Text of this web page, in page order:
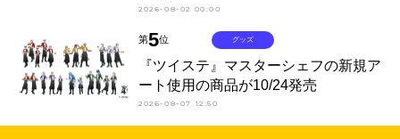
2026-08-02 00:00
第5位
『ツイステ』マスターシェフの新規ア
ート使用の商品が10/24発売
2026-08-07 12:50
グッズ